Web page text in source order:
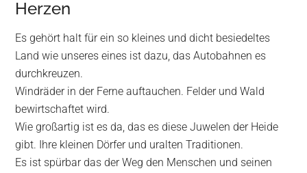
Herzen
Es gehört halt für ein so kleines und dicht besiedeltes
Land wie unseres eines ist dazu, das Autobahnen es
durchkreuzen.
Windräder in der Ferne auftauchen. Felder und Wald
bewirtschaftet wird.
Wie großartig ist es da, das es diese Juwelen der Heide
gibt. Ihre kleinen Dörfer und uralten Traditionen.
Es ist spürbar das der Weg den Menschen und seinen